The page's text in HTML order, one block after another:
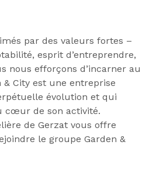
par des valeurs fortes –
esprit d’entreprendre,
nous efforçons d’incarner au
& City est une entreprise
évolution et qui
cœur de son activité.
de Gerzat vous offre
le groupe Garden &